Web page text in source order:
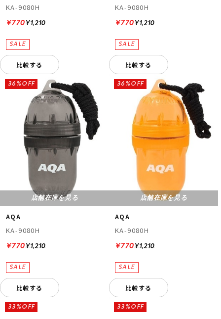
KA-9080H
¥1,210
¥770
比較する
KA-9080H
¥1,210
¥770
比較する
店舗在庫を見る
AQA
KA-9080H
¥1,210
36%OFF
¥770
比較する
店舗在庫を見る
AQA
KA-9080H
¥1,210
36%OFF
¥770
比較する
33%OFF 33%OFF